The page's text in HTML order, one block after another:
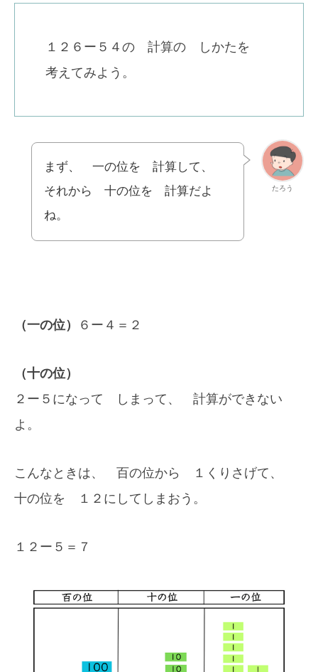
１２６ー５４の 計算の しかたを
考えてみよう。
たろう
まず、 一の位を 計算して、
それから 十の位を 計算だよ
ね。
（一の位） ６ー４＝２
（十の位）
２ー５になって しまって、 計算ができない
よ。
こんなときは、 百の位から １くりさげて、
十の位を １２にしてしまおう。
１２ー５＝７